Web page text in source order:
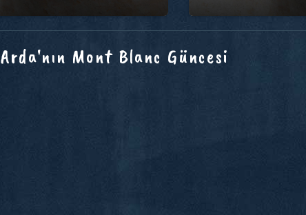
Arda'nın Mont Blanc Güncesi